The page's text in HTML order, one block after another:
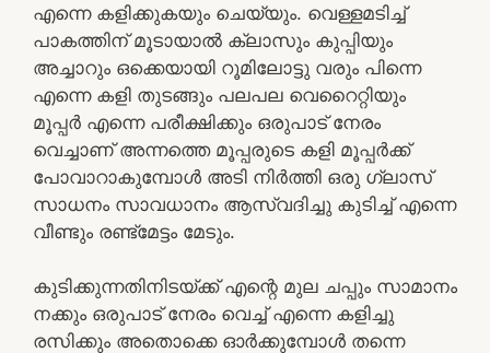
എന്നെ കളിക്കുകയും ചെയ്യും. വെള്ളമടിച്ച്
പാകത്തിന് മൂടായാൽ ക്ലാസും കുപ്പിയും
അച്ചാറും ഒക്കെയായി റൂമിലോട്ടു വരും പിന്നെ
എന്നെ കളി തുടങ്ങും പലപല വെറൈറ്റിയും
മൂപ്പർ എന്നെ പരീക്ഷിക്കും ഒരുപാട് നേരം
വെച്ചാണ് അന്നത്തെ മൂപ്പരുടെ കളി മൂപ്പർക്ക്
പോവാറാകുമ്പോൾ അടി നിർത്തി ഒരു ഗ്ലാസ്
സാധനം സാവധാനം ആസ്വദിച്ചു കുടിച്ച് എന്നെ
വീണ്ടും രണ്ട്മേട്ടം മേടും.
കുടിക്കുന്നതിനിടയ്ക്ക് എന്റെ മുല ചപ്പും സാമാനം
നക്കും ഒരുപാട് നേരം വെച്ച് എന്നെ കളിച്ചു
രസിക്കും അതൊക്കെ ഓർക്കുമ്പോൾ തന്നെ